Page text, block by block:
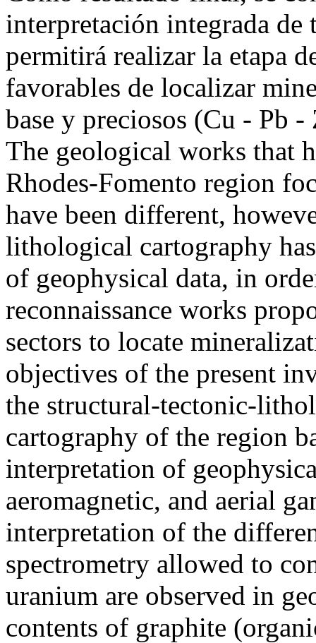
interpretación integrada de
permitirá realizar la etapa
favorables de localizar
base y preciosos (Cu - Pb
The geological works that
Rhodes-Fomento region
have been different,
lithological cartography
of geophysical data, in
reconnaissance works
sectors to locate
objectives of the present
the structural-tectonic-
cartography of the region
interpretation of
aeromagnetic, and aerial
interpretation of the
spectrometry allowed to
uranium are observed in
contents of graphite